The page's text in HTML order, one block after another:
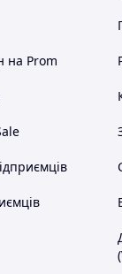
на Prom